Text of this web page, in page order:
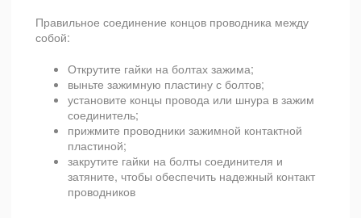
Правильное соединение концов проводника между
собой:
Открутите гайки на болтах зажима;
выньте зажимную пластину с болтов;
установите концы провода или шнура в зажим
соединитель;
прижмите проводники зажимной контактной
пластиной;
закрутите гайки на болты соединителя и
затяните, чтобы обеспечить надежный контакт
проводников